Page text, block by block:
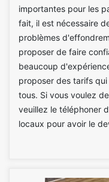
importantes pour les
fait, il est nécessaire
problèmes
proposer de faire
beaucoup
proposer des tarifs
tous. Si vous voulez
veuillez le téléphoner
locaux pour avoir le